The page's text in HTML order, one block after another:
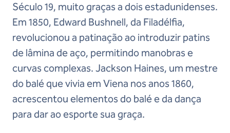
Século 19, muito graças a dois estadunidenses.
Em 1850, Edward Bushnell, da Filadélfia,
revolucionou a patinação ao introduzir patins
de lâmina de aço, permitindo manobras e
curvas complexas. Jackson Haines, um mestre
do balé que vivia em Viena nos anos 1860,
acrescentou elementos do balé e da dança
para dar ao esporte sua graça.